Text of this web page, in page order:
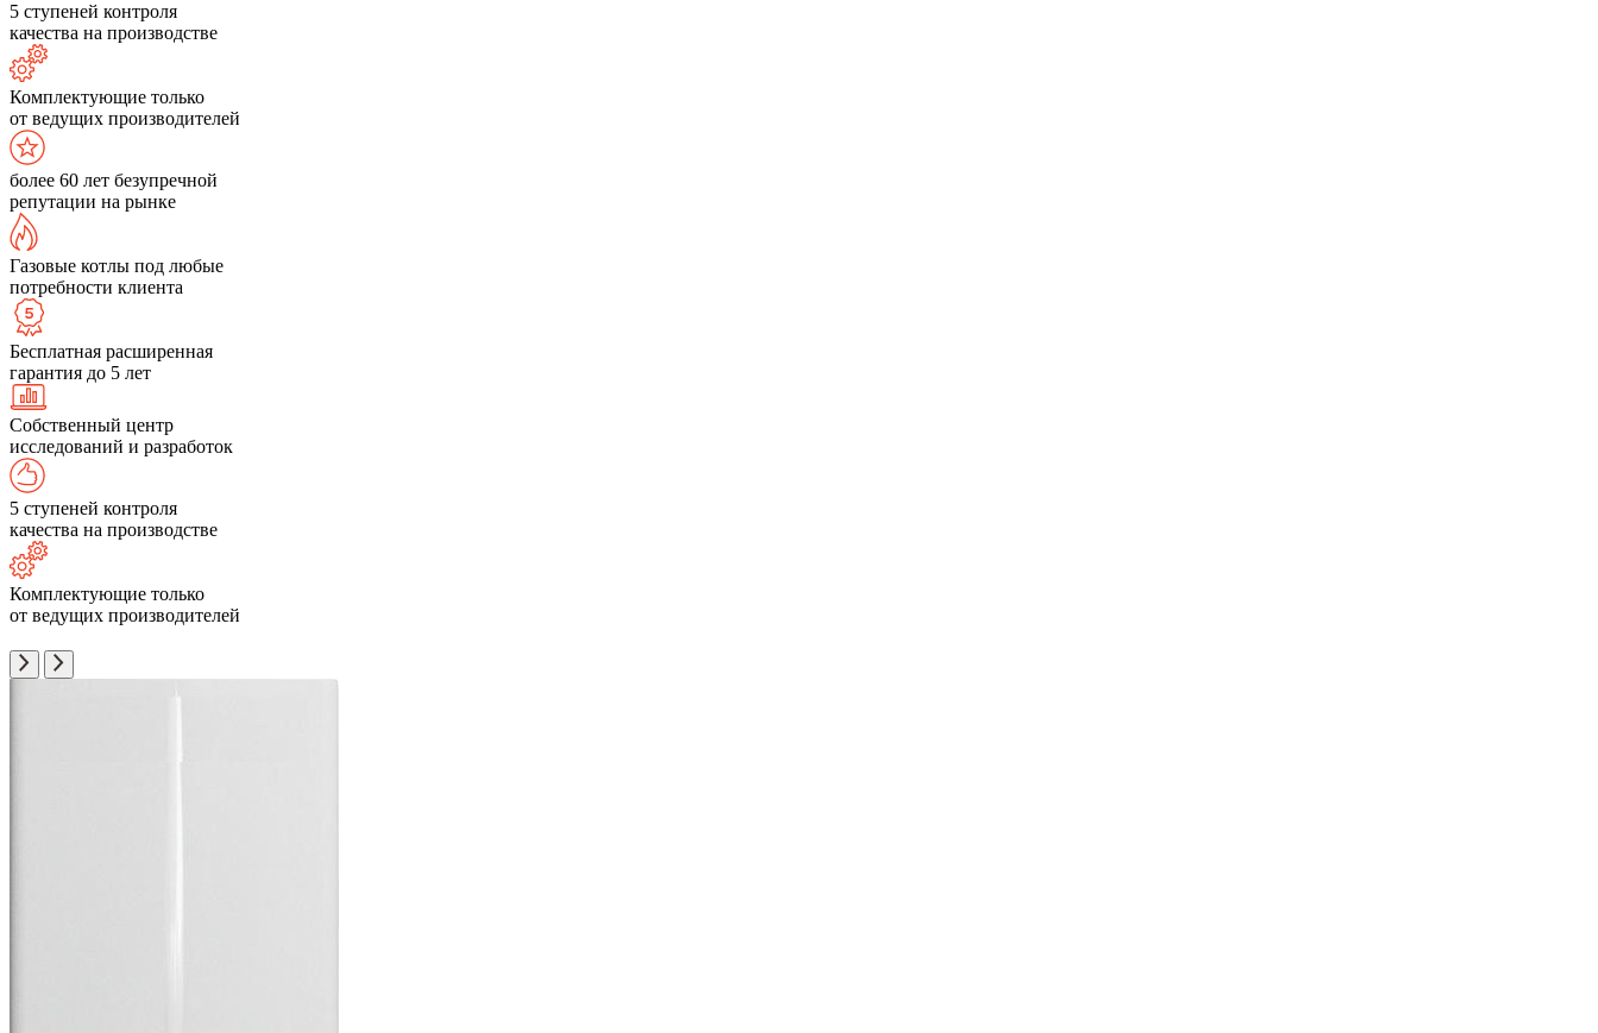
5 ступеней контроля
качества на производстве
Комплектующие только
от ведущих производителей
более 60 лет безупречной
репутации на рынке
Газовые котлы под любые
потребности клиента
Бесплатная расширенная
гарантия до 5 лет
Собственный центр
исследований и разработок
5 ступеней контроля
качества на производстве
Комплектующие только
от ведущих производителей